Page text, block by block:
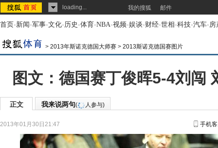
loading... 我的搜狐 邮件
首页-新闻-军事-文化-历史-体育-NBA-视频-娱谈-财经-世相-科技-汽车-房
> 2013年斯诺克德国大师赛 > 2013斯诺克德国赛图片
图文：德国赛丁俊晖5-4刘闯
正文 我来说两句( 人参与)
2013年01月30日21:47 手机